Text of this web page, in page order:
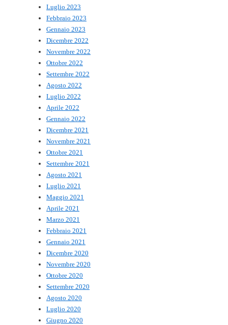
Luglio 2023
Febbraio 2023
Gennaio 2023
Dicembre 2022
Novembre 2022
Ottobre 2022
Settembre 2022
Agosto 2022
Luglio 2022
Aprile 2022
Gennaio 2022
Dicembre 2021
Novembre 2021
Ottobre 2021
Settembre 2021
Agosto 2021
Luglio 2021
Maggio 2021
Aprile 2021
Marzo 2021
Febbraio 2021
Gennaio 2021
Dicembre 2020
Novembre 2020
Ottobre 2020
Settembre 2020
Agosto 2020
Luglio 2020
Giugno 2020